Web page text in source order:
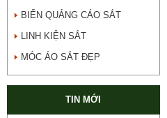
BIỂN QUẢNG CÁO SẮT
LINH KIỆN SẮT
MÓC ÁO SẮT ĐẸP
TIN MỚI